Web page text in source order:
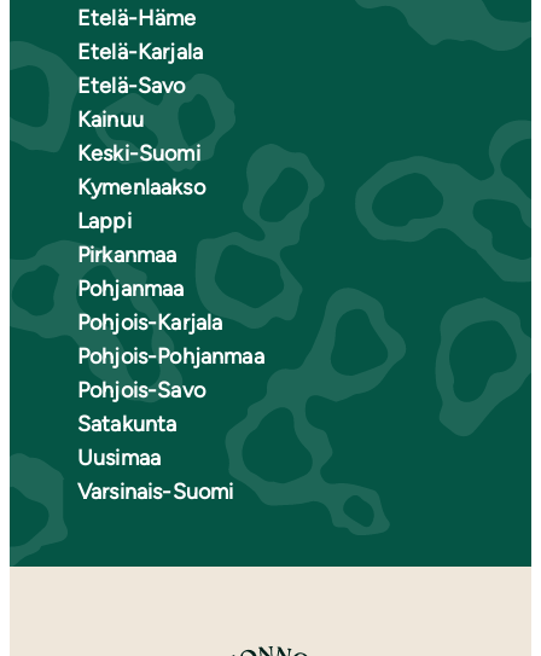
Etelä-Häme
Etelä-Karjala
Etelä-Savo
Kainuu
Keski-Suomi
Kymenlaakso
Lappi
Pirkanmaa
Pohjanmaa
Pohjois-Karjala
Pohjois-Pohjanmaa
Pohjois-Savo
Satakunta
Uusimaa
Varsinais-Suomi